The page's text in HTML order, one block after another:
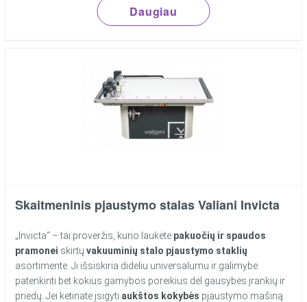
Daugiau
Skaitmeninis pjaustymo stalas Valiani Invicta
„Invicta“ – tai proveržis, kurio laukėte pakuočių ir spaudos
pramonei skirtųvakuuminių stalo pjaustymo staklių
asortimente. Ji išsiskiria dideliu universalumu ir galimybe
patenkinti bet kokius gamybos poreikius dėl gausybės įrankių ir
priedų. Jei ketinate įsigyti aukštos kokybės pjaustymo mašiną